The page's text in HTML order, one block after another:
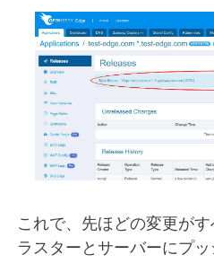
これで、先ほどの変更が
ラスターとサーバーにプッ